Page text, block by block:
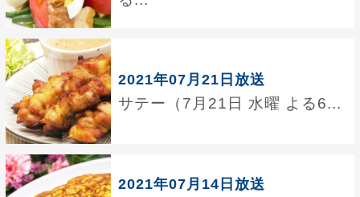
2021年07月21日放送
サテー（7月21日 水曜 よる6...
2021年07月14日放送